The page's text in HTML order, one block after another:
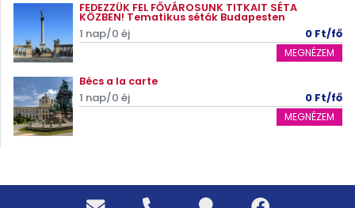
FEDEZZÜK FEL FŐVÁROSUNK TITKAIT SÉTA
KÖZBEN! Tematikus séták Budapesten
1 nap/0 éj 0 Ft/fő
MEGNÉZEM
Bécs a la carte
1 nap/0 éj 0 Ft/fő
MEGNÉZEM